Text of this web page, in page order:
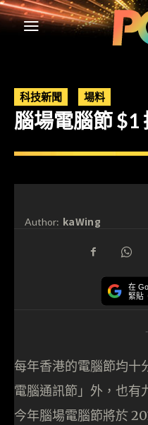
科技新聞 場料
腦場電腦節 $1
Author: kaWing
在
緊貼
每年香港的電腦節均十
電腦通訊節」外，也有
今年腦場電腦節將於